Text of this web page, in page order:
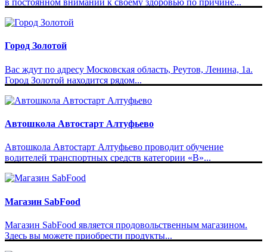
в постоянном внимании к своему здоровью по причине...
Город Золотой
Вас ждут по адресу Московская область, Реутов, Ленина, 1а.
Город Золотой находится рядом...
Автошкола Автостарт Алтуфьево
Автошкола Автостарт Алтуфьево проводит обучение
водителей транспортных средств категории «В»...
Магазин SabFood
Магазин SabFood является продовольственным магазином.
Здесь вы можете приобрести продукты...